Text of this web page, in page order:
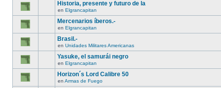
Historia, presente y futuro de la
en Elgrancapitan
Mercenarios íberos.-
en Elgrancapitan
Brasil.-
en Unidades Militares Americanas
Yasuke, el samurái negro
en Elgrancapitan
Horizon´s Lord Calibre 50
en Armas de Fuego